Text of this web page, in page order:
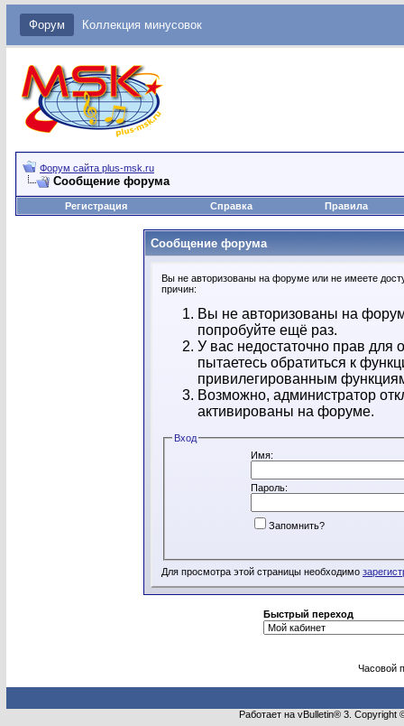
Форум Коллекция минусовок
Форум сайта plus-msk.ru
Сообщение форума
Регистрация Справка Правила
Сообщение форума
Вы не авторизованы на форуме или не имеете
причин:
Вы не авторизованы на
попробуйте ещё раз.
У вас недостаточно прав
пытаетесь обратиться к
привилегированным
Возможно, администратор
активированы на форуме.
Вход
Имя:
Пароль:
Запомнить?
Для просмотра этой страницы необходимо
Быстрый переход
Часовой
Работает на vBulletin® 3.